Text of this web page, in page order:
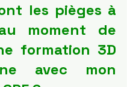
les pièges à
moment de
formation 3D
avec mon